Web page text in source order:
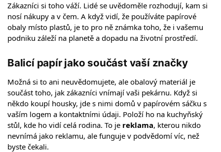
Zákazníci si toho váží. Lidé se uvědoměle rozhodují, kam si
nosí nákupy a v čem. A když vidí, že používáte papírové
obaly místo plastů, je to pro ně známka toho, že i vašemu
podniku záleží na planetě a dopadu na životní prostředí.
Balicí papír jako součást vaší značky
Možná si to ani neuvědomujete, ale obalový materiál je
součást toho, jak zákazníci vnímají vaši pekárnu. Když si
někdo koupí housky, jde s nimi domů v papírovém sáčku s
vaším logem a kontaktními údaji. Položí ho na kuchyňský
stůl, kde ho vidí celá rodina. To je reklama, kterou nikdo
nevnímá jako reklamu, ale funguje v podvědomí víc, než
byste čekali.